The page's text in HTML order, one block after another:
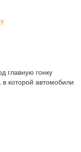
главную гонку
которой автомобили